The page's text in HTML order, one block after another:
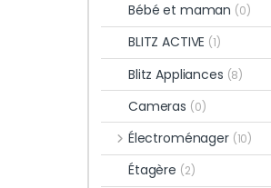
Bébé et maman (0)
BLITZ ACTIVE (1)
Blitz Appliances (8)
Cameras (0)
Électroménager (10)
Étagère (2)